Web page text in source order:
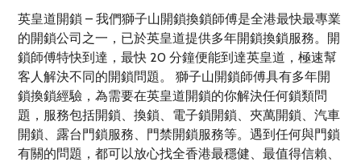
英皇道開鎖 – 我們獅子山開鎖換鎖師傅是全港最快最專業
的開鎖公司之一，已於英皇道提供多年開鎖換鎖服務。開
鎖師傅特快到達，最快 20 分鐘便能到達英皇道，極速幫
客人解決不同的開鎖問題。 獅子山開鎖師傅具有多年開
鎖換鎖經驗，為需要在英皇道開鎖的你解決任何鎖類問
題，服務包括開鎖、換鎖、電子鎖開鎖、夾萬開鎖、汽車
開鎖、露台門鎖服務、門禁開鎖服務等。遇到任何與門鎖
有關的問題，都可以放心找全香港最穩健、最值得信賴、